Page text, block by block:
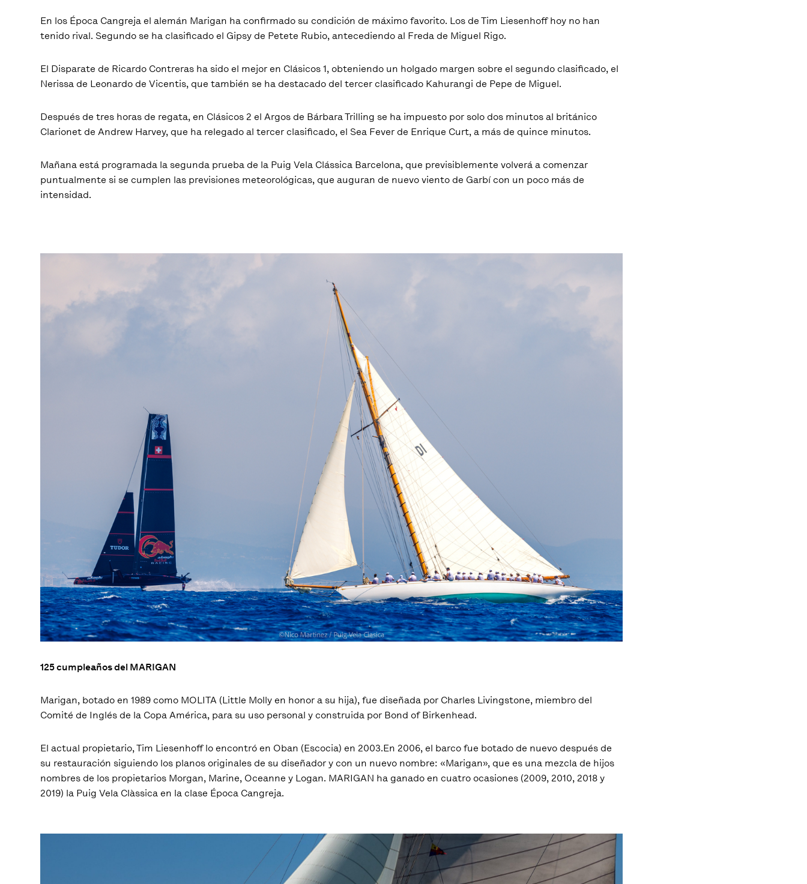
En los Época Cangreja el alemán Marigan ha confirmado su condición de máximo favorito. Los de Tim Liesenhoff hoy no han
tenido rival. Segundo se ha clasificado el Gipsy de Petete Rubio, antecediendo al Freda de Miguel Rigo.
El Disparate de Ricardo Contreras ha sido el mejor en Clásicos 1, obteniendo un holgado margen sobre el segundo clasificado, el
Nerissa de Leonardo de Vicentis, que también se ha destacado del tercer clasificado Kahurangi de Pepe de Miguel.
Después de tres horas de regata, en Clásicos 2 el Argos de Bárbara Trilling se ha impuesto por solo dos minutos al británico
Clarionet de Andrew Harvey, que ha relegado al tercer clasificado, el Sea Fever de Enrique Curt, a más de quince minutos.
Mañana está programada la segunda prueba de la Puig Vela Clássica Barcelona, que previsiblemente volverá a comenzar
puntualmente si se cumplen las previsiones meteorológicas, que auguran de nuevo viento de Garbí con un poco más de
intensidad.
125 cumpleaños del MARIGAN
Marigan, botado en 1989 como MOLITA (Little Molly en honor a su hija), fue diseñada por Charles Livingstone, miembro del
Comité de Inglés de la Copa América, para su uso personal y construida por Bond of Birkenhead.
El actual propietario, Tim Liesenhoff lo encontró en Oban (Escocia) en 2003.En 2006, el barco fue botado de nuevo después de
su restauración siguiendo los planos originales de su diseñador y con un nuevo nombre: «Marigan», que es una mezcla de hijos
nombres de los propietarios Morgan, Marine, Oceanne y Logan. MARIGAN ha ganado en cuatro ocasiones (2009, 2010, 2018 y
2019) la Puig Vela Clàssica en la clase Época Cangreja.